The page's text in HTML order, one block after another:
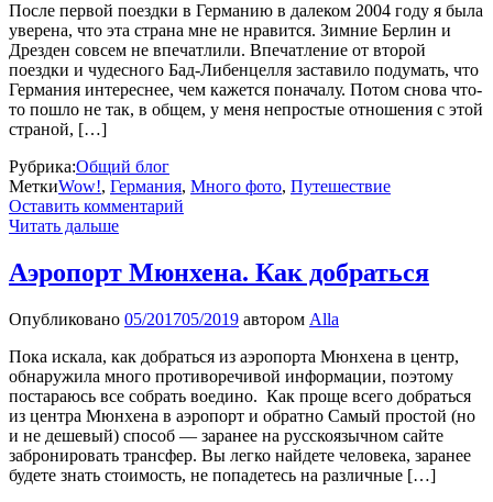
После первой поездки в Германию в далеком 2004 году я была
уверена, что эта страна мне не нравится. Зимние Берлин и
Дрезден совсем не впечатлили. Впечатление от второй
поездки и чудесного Бад-Либенцелля заставило подумать, что
Германия интереснее, чем кажется поначалу. Потом снова что-
то пошло не так, в общем, у меня непростые отношения с этой
страной, […]
Рубрика:Общий блог
МеткиWow!, Германия, Много фото, Путешествие
Оставить комментарий
Читать дальше
Аэропорт Мюнхена. Как добраться
Опубликовано 05/201705/2019 автором Alla
Пока искала, как добраться из аэропорта Мюнхена в центр,
обнаружила много противоречивой информации, поэтому
постараюсь все собрать воедино. Как проще всего добраться
из центра Мюнхена в аэропорт и обратно Самый простой (но
и не дешевый) способ — заранее на русскоязычном сайте
забронировать трансфер. Вы легко найдете человека, заранее
будете знать стоимость, не попадетесь на различные […]